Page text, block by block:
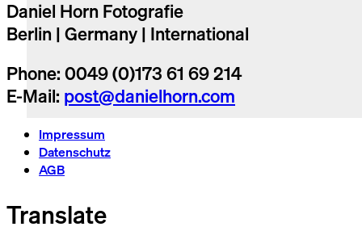
Daniel Horn Fotografie
Berlin | Germany | International
Phone: 0049 (0)173 61 69 214
E-Mail: post@danielhorn.com
Impressum
Datenschutz
AGB
Translate